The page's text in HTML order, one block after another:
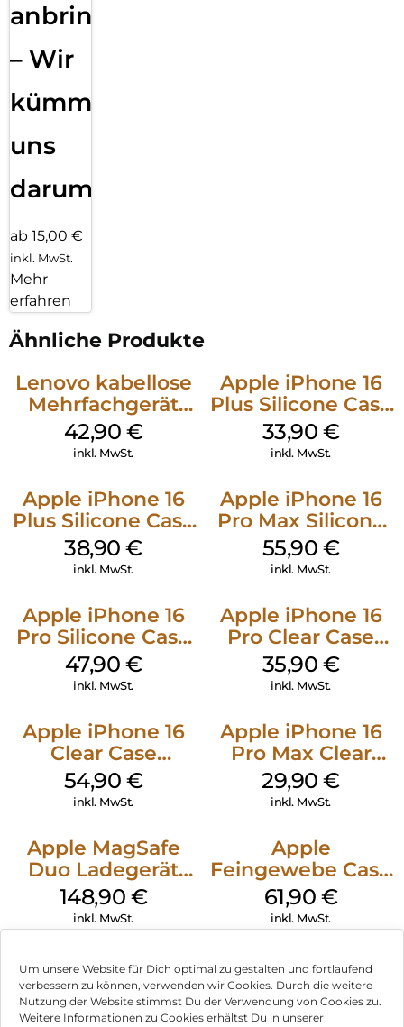
Um unsere Website für Dich optimal zu gestalten und fortlaufend
verbessern zu können, verwenden wir Cookies. Durch die weitere
Nutzung der Website stimmst Du der Verwendung von Cookies zu.
Weitere Informationen zu Cookies erhältst Du in unserer
anbringen
– Wir
kümmern
uns
darum!
ab 15,00 €
inkl. MwSt.
Mehr
erfahren
Ähnliche Produkte
Lenovo kabellose
Mehrfachgerät
Luna Grey
42,90 €
inkl. MwSt.
Apple iPhone 16
Plus Silicone Case
MagSafe Lake
Green
33,90 €
inkl. MwSt.
Apple iPhone 16
Plus Silicone Case
MagSafe Denim
38,90€
inkl. MwSt.
Apple iPhone 16
Pro Max Silicone
Case MagSafe
Stone Gray
55,90 €
inkl. MwSt.
Apple iPhone 16
Pro Silicone Case
MagSafe Denim
47,90 €
inkl. MwSt.
Apple iPhone 16
Pro Clear Case
MagSafe
Transparent
35,90 €
inkl. MwSt.
Apple iPhone 16
Clear Case
MagSafe
Transparent
54,90 €
inkl. MwSt.
Apple iPhone 16
Pro Max Clear
Case MagSafe
Transparent
29,90€
inkl. MwSt.
Apple MagSafe
Duo Ladegerät
Weiß
148,90 €
inkl. MwSt.
Apple
Feingewebe Case
iPhone 15 Pro
MagSafe Schwarz
61,90 €
inkl. MwSt.
Impressum